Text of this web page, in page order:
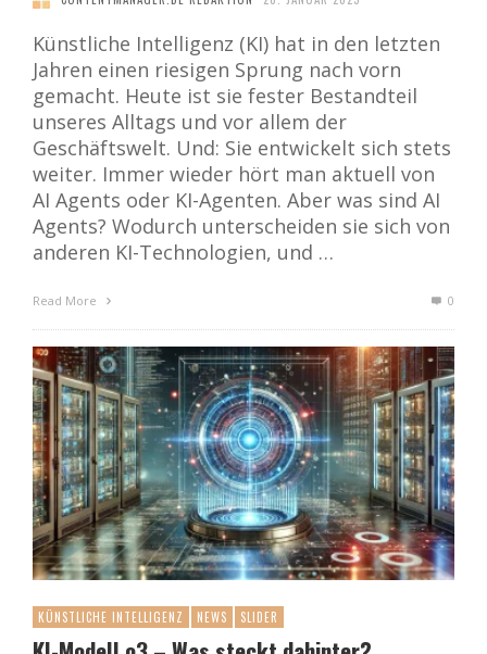
Künstliche Intelligenz (KI) hat in den letzten
Jahren einen riesigen Sprung nach vorn
gemacht. Heute ist sie fester Bestandteil
unseres Alltags und vor allem der
Geschäftswelt. Und: Sie entwickelt sich stets
weiter. Immer wieder hört man aktuell von
AI Agents oder KI-Agenten. Aber was sind AI
Agents? Wodurch unterscheiden sie sich von
anderen KI-Technologien, und …
Read More 0
KÜNSTLICHE INTELLIGENZ NEWS SLIDER